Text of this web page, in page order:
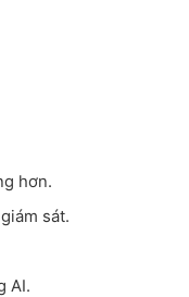
hơn.
sát.
AI.